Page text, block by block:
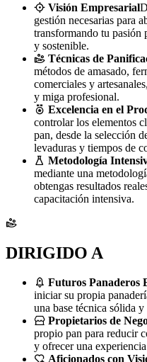
Visión Empresarial
gestión necesarias para
transformando tu pasión
y sostenible.
Técnicas de
métodos de amasado,
comerciales y
y miga profesional.
Excelencia en el
controlar los elementos
pan, desde la selección
levaduras y tiempos de
Metodología
mediante una
obtengas resultados
capacitación intensiva.
DIRIGIDO A
Futuros Panaderos
iniciar su propia
una base técnica sólida
Propietarios de
propio pan para reducir
y ofrecer una
Aficionados con